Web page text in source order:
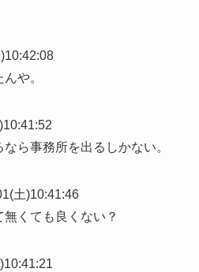
や。
ら事務所を出るしかない。
土)10:41:46
くても良くない？